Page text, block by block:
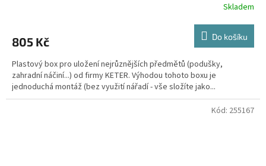
Skladem
805 Kč Do košíku
Plastový box pro uložení nejrůznějších předmětů (podušky,
zahradní náčiní...) od firmy KETER. Výhodou tohoto boxu je
jednoduchá montáž (bez využití nářadí - vše složíte jako...
Kód: 255167